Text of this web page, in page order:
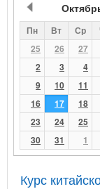
Пн Вт Ср
25
26 27
2
3 4
9
10 11
16
17 18
23
24 25
30
31 1
Курс